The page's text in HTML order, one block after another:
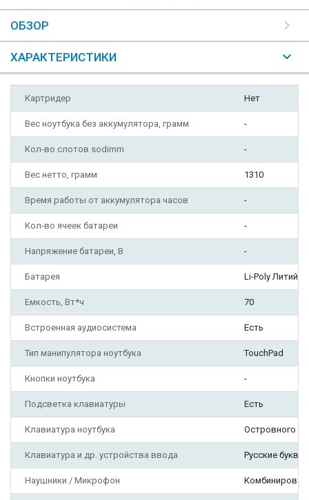
ОБЗОР
ХАРАКТЕРИСТИКИ
Картридер Нет
Вес ноутбука без аккумулятора, грамм -
Кол-во слотов sodimm -
Вес нетто, грамм 1310
Время работы от аккумулятора часов -
Кол-во ячеек батареи -
Напряжение батареи, В -
Батарея Li-Poly Литий-
Емкость, Вт*ч 70
Встроенная аудиосистема Есть
Тип манипулятора ноутбука TouchPad
Кнопки ноутбука -
Подсветка клавиатуры Есть
Клавиатура ноутбука Островного
Клавиатура и др. устройства ввода Русские буквы
Наушники / Микрофон